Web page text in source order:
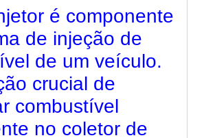
é componente
de injeção de
de um veículo.
crucial de
combustível
no coletor de